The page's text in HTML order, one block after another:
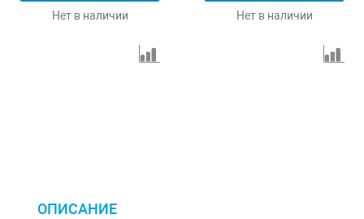
Нет в наличии Нет в наличии
ОПИСАНИЕ